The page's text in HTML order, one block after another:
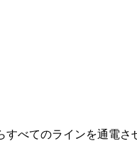
すべてのラインを通電さ